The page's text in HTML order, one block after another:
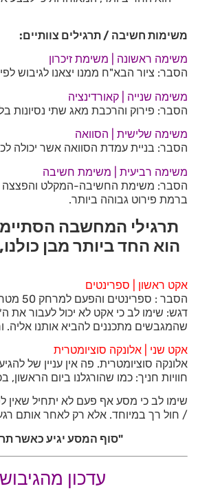
משימות חשיבה / תרגילים צוותיים:
משימה ראשונה | משימת זיכרון
הסבר: ציור הבא"ח ממנו יצאנו לגיבוש
משימה שנייה | קאורדינציה
הסבר: פירוק והרכבת מאג שתי נסיונות
משימה שלישית | הסוואה
הסבר: בניית עמדת הסוואה אשר יכולה
משימה רביעית | משימת חשיבה
הסבר: משימת החשיבה-המקלט והפצצה
ברמת פירוט גבוהה ביותר.
תרגילי המחשבה
הוא החד ביותר מבן
אקט ראשון | ספרינטים
הסבר : ספרינטים והפעם למרחק 50 מטרים
דגש: שימו לב כי אקט לא יכול לעבור את
שהמגבשים מתכננים להביא אותנו אליה.
אקט שני | אלונקה סוציומטרית
אלונקה סוציומטרית. פה אין עניין של
חוויות חניך: כמו שהורגלנו ביום
שימו לב כי מסע אף פעם לא יתחיל שאין
/ חול רך במיוחד. אלא רק לאחר אותם
"סוף המסע יגיע כאשר
עדכון